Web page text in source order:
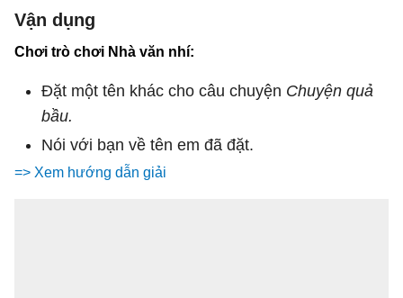
Vận dụng
Chơi trò chơi Nhà văn nhí:
Đặt một tên khác cho câu chuyện Chuyện quả
bầu.
Nói với bạn về tên em đã đặt.
=> Xem hướng dẫn giải